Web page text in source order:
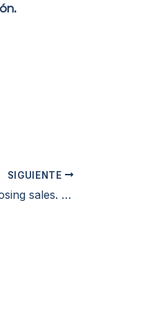
.
SIGUIENTE
The problem is not losing sales. It is the magnitude.